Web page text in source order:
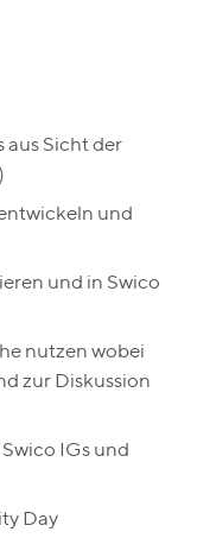
aus Sicht der
und
und in Swico
nutzen wobei
zur Diskussion
IGs und
Day